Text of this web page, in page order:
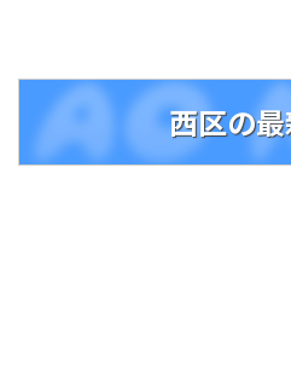
西区の